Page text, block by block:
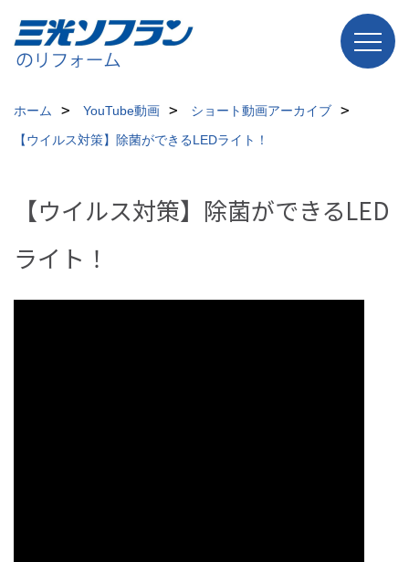
ホーム YouTube動画
ショート動画アーカイブ
【ウイルス対策】除菌ができるLEDライト！
【ウイルス対策】除菌ができるLED
ライト！